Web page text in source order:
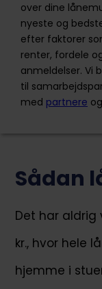
Pris
Ferratum
et produkt, de
kan få kredit på
på lige præcis
i det tempo du
brugte kredit.
over dine
nyeste og
efter faktorer
renter, fordele
anmeldelser. Vi
til
med partnere og
Sådan
Det har
kr., hvor hele
hjemme i